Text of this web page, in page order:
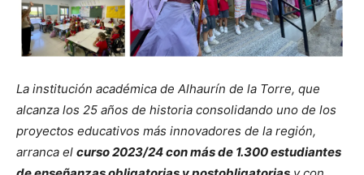
La institución académica de Alhaurín de la Torre, que
alcanza los 25 años de historia consolidando uno de los
proyectos educativos más innovadores de la región,
arranca el curso 2023/24 con más de 1.300 estudiantes